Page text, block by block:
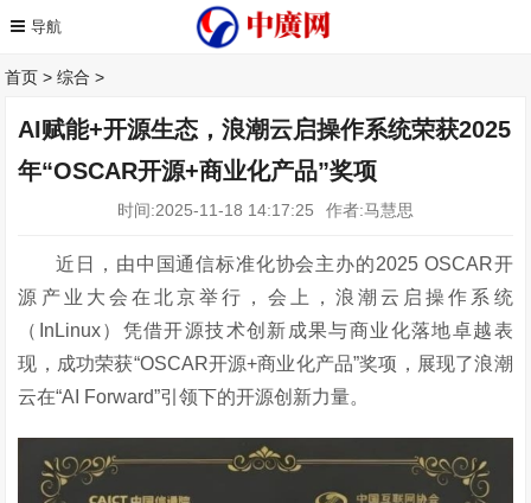
首页 >综合 >
AI赋能+开源生态，浪潮云启操作系统荣获2025
年“OSCAR开源+商业化产品”奖项
时间:2025-11-18 14:17:25 作者:马慧思
近日，由中国通信标准化协会主办的2025 OSCAR开
源产业大会在北京举行，会上， 浪潮云启操作系统
（ InLinux）凭借开源技术创新成果与商业化落地卓越表
现，成功荣获“OSCAR开源+商业化产品”奖项， 展现了浪潮
云在“AI Forward”引领下的开源创新力量。